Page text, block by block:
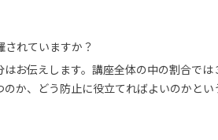
れていますか？
お伝えします。講座全体の中の割合で
か、どう防止に役立てればよいのかとい